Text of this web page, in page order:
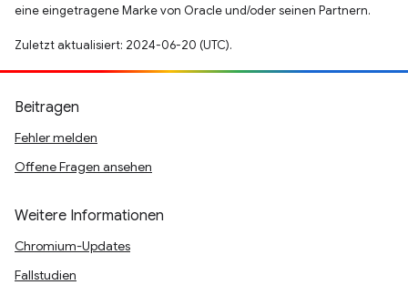
eine eingetragene Marke von Oracle und/oder seinen Partnern.
Zuletzt aktualisiert: 2024-06-20 (UTC).
Beitragen
Fehler melden
Offene Fragen ansehen
Weitere Informationen
Chromium-Updates
Fallstudien